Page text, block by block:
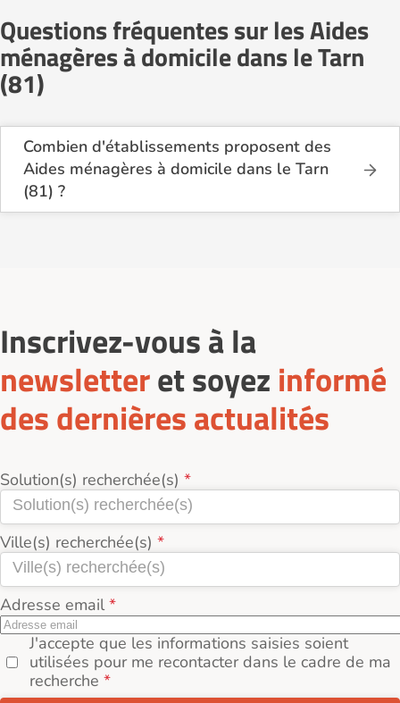
Questions fréquentes sur les Aides
ménagères à domicile dans le Tarn
(81)
Combien d'établissements proposent des
Aides ménagères à domicile dans le Tarn
(81) ?
Sur le site Logement-seniors.com, on recense
Inscrivez-vous à la
newsletteret soyez informé
des dernières actualités
Solution(s) recherchée(s)
Ville(s) recherchée(s)
Adresse email
J'accepte que les informations saisies soient
utilisées pour me recontacter dans le cadre de ma
recherche